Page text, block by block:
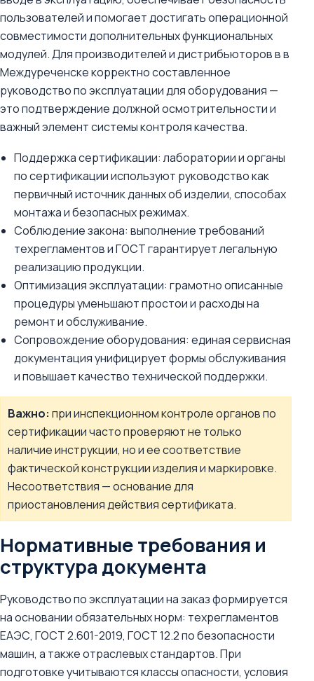
пользователей и помогает достигать операционной
совместимости дополнительных функциональных
модулей. Для производителей и дистрибьюторов в в
Междуреченске корректно составленное
руководство по эксплуатации для оборудования —
это подтверждение должной осмотрительности и
важный элемент системы контроля качества.
Поддержка сертификации: лаборатории и органы
по сертификации используют руководство как
первичный источник данных об изделии, способах
монтажа и безопасных режимах.
Соблюдение закона: выполнение требований
техрегламентов и ГОСТ гарантирует легальную
реализацию продукции.
Оптимизация эксплуатации: грамотно описанные
процедуры уменьшают простои и расходы на
ремонт и обслуживание.
Сопровождение оборудования: единая сервисная
документация унифицирует формы обслуживания
и повышает качество технической поддержки.
Важно: при инспекционном контроле органов по
сертификации часто проверяют не только
наличие инструкции, но и ее соответствие
фактической конструкции изделия и маркировке.
Несоответствия — основание для
приостановления действия сертификата.
Нормативные требования и
структура документа
Руководство по эксплуатации на заказ формируется
на основании обязательных норм: техрегламентов
ЕАЭС, ГОСТ 2.601-2019, ГОСТ 12.2 по безопасности
машин, а также отраслевых стандартов. При
подготовке учитываются классы опасности, условия